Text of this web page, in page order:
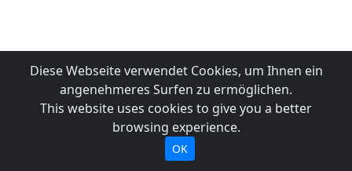
Diese Webseite verwendet Cookies, um Ihnen ein
angenehmeres Surfen zu ermöglichen.
This website uses cookies to give you a better
browsing experience.
OK